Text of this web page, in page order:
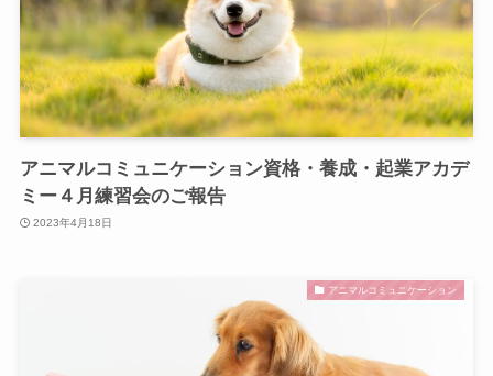
アニマルコミュニケーション資格・養成・起業アカデ
ミー４月練習会のご報告
2023年4月18日
アニマルコミュニケーション